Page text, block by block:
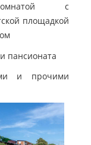
с
площадкой
пансионата
и прочими